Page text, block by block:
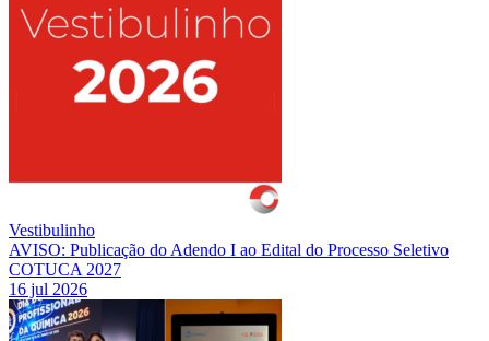
Vestibulinho
AVISO: Publicação do Adendo I ao Edital do Processo Seletivo
COTUCA 2027
16 jul 2026